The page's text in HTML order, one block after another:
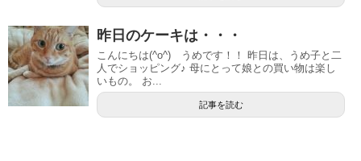
昨日のケーキは・・・
こんにちは(^o^) うめです！！ 昨日は、うめ子と二
人でショッピング♪ 母にとって娘との買い物は楽し
いもの。 お...
記事を読む